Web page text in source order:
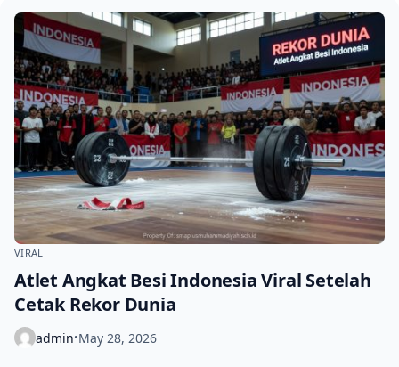
VIRAL
Atlet Angkat Besi Indonesia Viral Setelah
Cetak Rekor Dunia
admin•May 28, 2026